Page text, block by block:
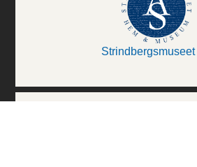
Strindbergsmuseet